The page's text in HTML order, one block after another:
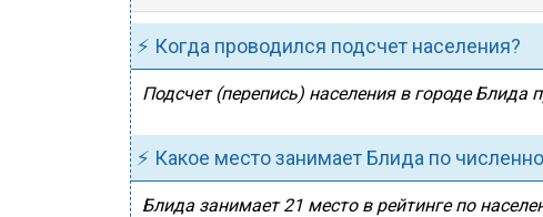
⚡ Когда проводился подсчет населения?
Подсчет (перепись) населения в городе Блида
⚡ Какое место занимает Блида по
Блида занимает 21 место в рейтинге по